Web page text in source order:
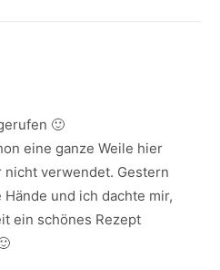
🙂
eine ganze Weile hier
verwendet. Gestern
und ich dachte mir,
ein schönes Rezept